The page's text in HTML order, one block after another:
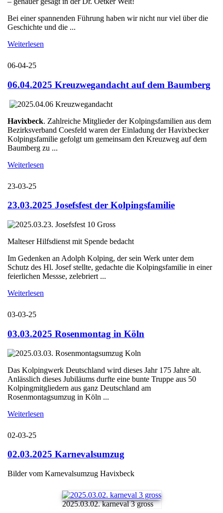
Bei einer spannenden Führung haben wir nicht nur viel über die
Geschichte und die ...
Weiterlesen
06-04-25
06.04.2025 Kreuzwegandacht auf dem Baumberg
Havixbeck. Zahlreiche Mitglieder der Kolpingsfamilien aus dem
Bezirksverband Coesfeld waren der Einladung der Havixbecker
Kolpingsfamilie gefolgt um gemeinsam den Kreuzweg auf dem
Baumberg zu ...
Weiterlesen
23-03-25
23.03.2025 Josefsfest der Kolpingsfamilie
Malteser Hilfsdienst mit Spende bedacht
Im Gedenken an Adolph Kolping, der sein Werk unter dem
Schutz des Hl. Josef stellte, gedachte die Kolpingsfamilie in einer
feierlichen Messse, zelebriert ...
Weiterlesen
03-03-25
03.03.2025 Rosenmontag in Köln
Das Kolpingwerk Deutschland wird dieses Jahr 175 Jahre alt.
Anlässlich dieses Jubiläums durfte eine bunte Truppe aus 50
Kolpingmitgliedern aus ganz Deutschland am
Rosenmontagsumzug in Köln ...
Weiterlesen
02-03-25
02.03.2025 Karnevalsumzug
Bilder vom Karnevalsumzug Havixbeck
2025.03.02. karneval 3 gross